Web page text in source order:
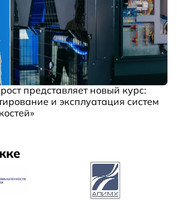
представляет новый курс:
и эксплуатация систем